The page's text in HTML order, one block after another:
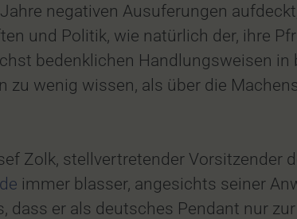
negativen Ausuferungen
und Politik, wie natürlich der, ihre
bedenklichen Handlungsweisen
zu wenig wissen, als über die
Zolk, stellvertretender Vorsitzender
immer blasser, angesichts seiner
dass er als deutsches Pendant nur